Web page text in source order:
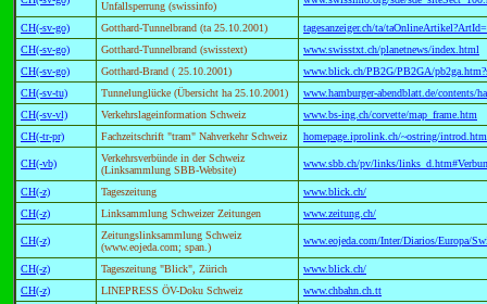
Unfallsperrung (swissinfo)
CH(-sv-go) Gotthard-Tunnelbrand (ta 25.10.2001)
tagesanzeiger.ch/ta/
CH(-sv-go)
Gotthard-Tunnelbrand (swisstext)
www.swisstxt.ch/planetnews/index.html
CH(-sv-go)
Gotthard-Brand ( 25.10.2001)
www.blick.ch/PB2G/PB2GA/
CH(-sv-tu)
Tunnelunglücke (Übersicht ha 25.10.2001)
www.hamburger-abendblatt.de/contents/
CH(-sv-vl)
Verkehrslageinformation Schweiz
www.bs-ing.ch/corvette/map_frame.htm
CH(-tr-pr)
Fachzeitschrift "tram" Nahverkehr Schweiz homepage.iprolink.ch/~ostring/
CH(-vb)
Verkehrsverbünde in der Schweiz
(Linksammlung SBB-Website)
www.sbb.ch/pv/links/
CH(-z) Tageszeitung
www.blick.ch/
CH(-z)
Linksammlung Schweizer Zeitungen www.zeitung.ch/
CH(-z)
Zeitungslinksammlung Schweiz
(www.eojeda.com; span.)
www.eojeda.com/Inter/Diarios/Europa/
CH(-z) Tageszeitung "Blick", Zürich
www.blick.ch/
CH(-z)
LINEPRESS ÖV-Doku Schweiz
www.chbahn.ch.tt